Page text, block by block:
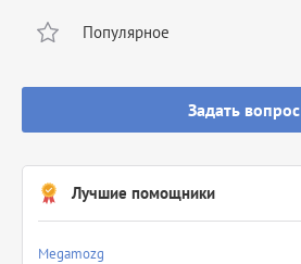
Популярное
Задать вопрос
Лучшие помощники
Megamozg